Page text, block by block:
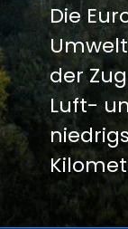
Die
der
Luft-